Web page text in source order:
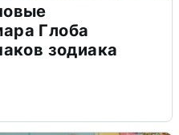
Глоба
зодиака